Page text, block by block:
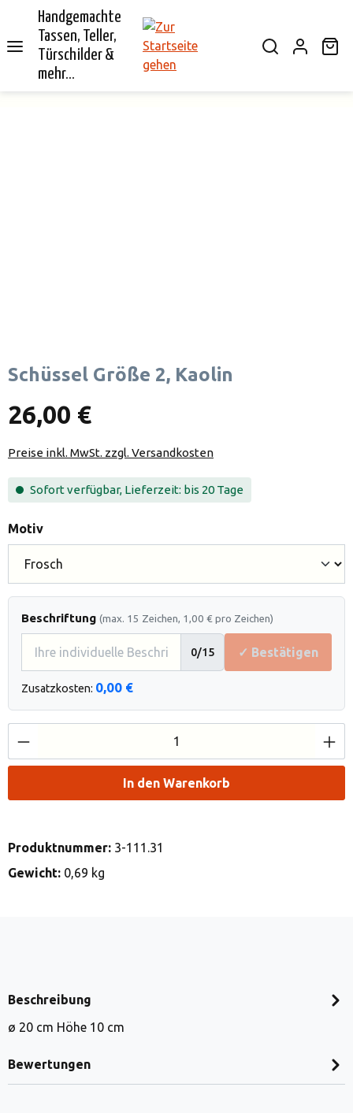
springen
Handgemachte
Tassen, Teller,
Türschilder &
mehr...
Schüssel Größe 2, Kaolin
26,00 €
Preise inkl. MwSt. zzgl. Versandkosten
Sofort verfügbar, Lieferzeit: bis 20 Tage
Motivauswählen
Beschriftung (max. 15 Zeichen, 1,00 € pro Zeichen)
0/15 ✓ Bestätigen
Zusatzkosten: 0,00 €
Produkt Anzahl: Gib den gewünschten
In den Warenkorb
Produktnummer: 3-111.31
Gewicht: 0,69 kg
Beschreibung
ø 20 cm Höhe 10 cm
Bewertungen